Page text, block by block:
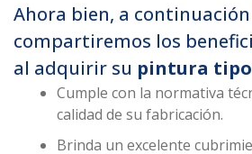
Ahora bien, a
compartiremos los
al adquirir su pintura tipo
Cumple con la normativa
calidad de su fabricación.
Brinda un excelente